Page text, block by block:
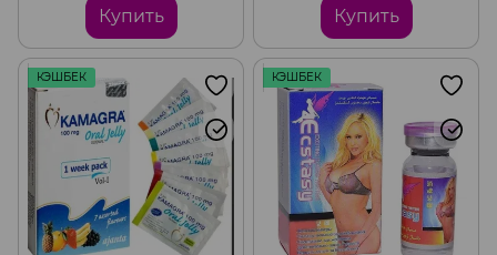
Купить Купить
КЭШБЕК КЭШБЕК